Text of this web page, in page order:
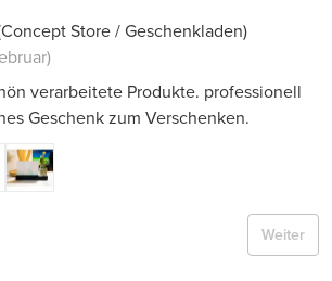
Store / Geschenkladen)
verarbeitete Produkte. professionell
Geschenk zum Verschenken.
Weiter